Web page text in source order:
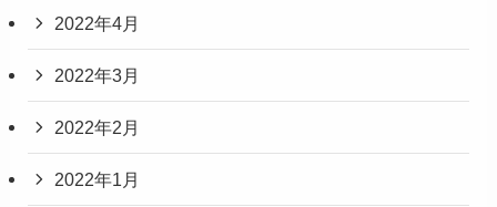
2022年4月
2022年3月
2022年2月
2022年1月